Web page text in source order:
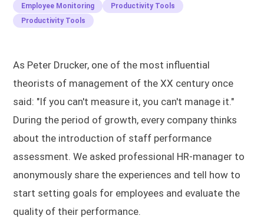
Employee Monitoring
Productivity Tools
Productivity Tools
As Peter Drucker, one of the most influential
theorists of management of the XX century once
said: "If you can't measure it, you can't manage it."
During the period of growth, every company thinks
about the introduction of staff performance
assessment. We asked professional HR-manager to
anonymously share the experiences and tell how to
start setting goals for employees and evaluate the
quality of their performance.